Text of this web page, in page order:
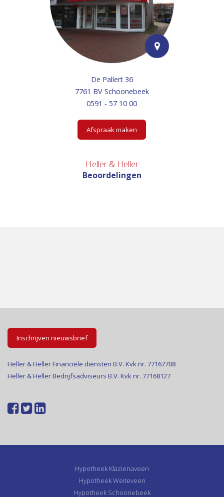
De Pallert 36
7761 BV Schoonebeek
0591 - 57 10 00
Afspraak maken
Heller & Heller
Beoordelingen
Inschrijven nieuwsbrief
Heller & Heller Financiële diensten B.V. Kvk nr. 77167708
Heller & Heller Bedrijfsadviseurs B.V. Kvk nr. 77168127
Hypotheek Klazienaveen
Hypotheek Weiteveen
Hypotheek Schoonebeek